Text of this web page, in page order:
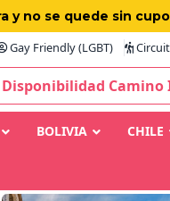
y no se quede sin
Gay Friendly (LGBT)
Disponibilidad Camino
BOLIVIA CHILE